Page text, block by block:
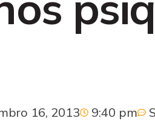
16, 2013 9:40 pm